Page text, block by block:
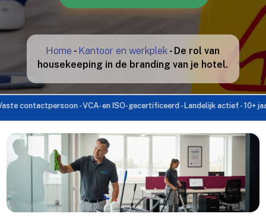
Home - Kantoor en werkplek - De rol van
housekeeping in de branding van je hotel.
- VCA- en ISO-gecertificeerd - Landelijk actief - 10+ jaar